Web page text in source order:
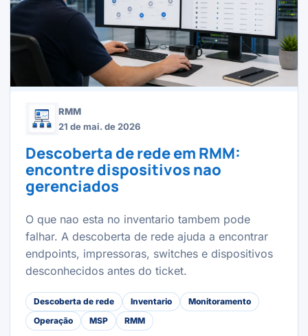
RMM
21 de mai. de 2026
Descoberta de rede em RMM:
encontre dispositivos nao
gerenciados
O que nao esta no inventario tambem pode
falhar. A descoberta de rede ajuda a encontrar
endpoints, impressoras, switches e dispositivos
desconhecidos antes do ticket.
Descoberta de rede Inventario
Monitoramento
Operação
MSP RMM